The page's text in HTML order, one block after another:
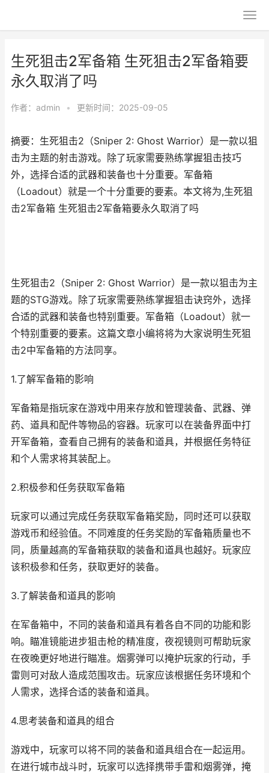
生死狙击2军备箱 生死狙击2军备箱要
永久取消了吗
作者： admin • 更新时间：2025-09-05
摘要：生死狙击2（Sniper 2: Ghost Warrior）是一款以狙
击为主题的射击游戏。除了玩家需要熟练掌握狙击技巧
外，选择合适的武器和装备也十分重要。军备箱
（Loadout）就是一个十分重要的要素。本文将为,生死狙
击2军备箱 生死狙击2军备箱要永久取消了吗
生死狙击2（Sniper 2: Ghost Warrior）是一款以狙击为主
题的STG游戏。除了玩家需要熟练掌握狙击诀窍外，选择
合适的武器和装备也特别重要。军备箱（Loadout）就一
个特别重要的要素。这篇文章小编将将为大家说明生死狙
击2中军备箱的方法同享。
1.了解军备箱的影响
军备箱是指玩家在游戏中用来存放和管理装备、武器、弹
药、道具和配件等物品的容器。玩家可以在装备界面中打
开军备箱，查看自己拥有的装备和道具，并根据任务特征
和个人需求将其装配上。
2.积极参和任务获取军备箱
玩家可以通过完成任务获取军备箱奖励，同时还可以获取
游戏币和经验值。不同难度的任务奖励的军备箱质量也不
同，质量越高的军备箱获取的装备和道具也越好。玩家应
该积极参和任务，获取更好的装备。
3.了解装备和道具的影响
在军备箱中，不同的装备和道具有着各自不同的功能和影
响。瞄准镜能进步狙击枪的精准度，夜视镜则可帮助玩家
在夜晚更好地进行瞄准。烟雾弹可以掩护玩家的行动，手
雷则可对敌人造成范围攻击。玩家应该根据任务环境和个
人需求，选择合适的装备和道具。
4.思考装备和道具的组合
游戏中，玩家可以将不同的装备和道具组合在一起运用。
在进行城市战斗时，玩家可以选择携带手雷和烟雾弹，掩